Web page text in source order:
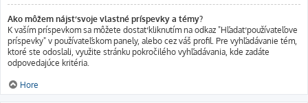
Ako môžem nájsť svoje vlastné príspevky a témy?
K vaším príspevkom sa môžete dostať kliknutím na odkaz "Hľadať používateľove
príspevky" v používateľskom panely, alebo cez váš profil. Pre vyhľadávanie tém,
ktoré ste odoslali, využite stránku pokročilého vyhľadávania, kde zadáte
odpovedajúce kritéria.
Hore